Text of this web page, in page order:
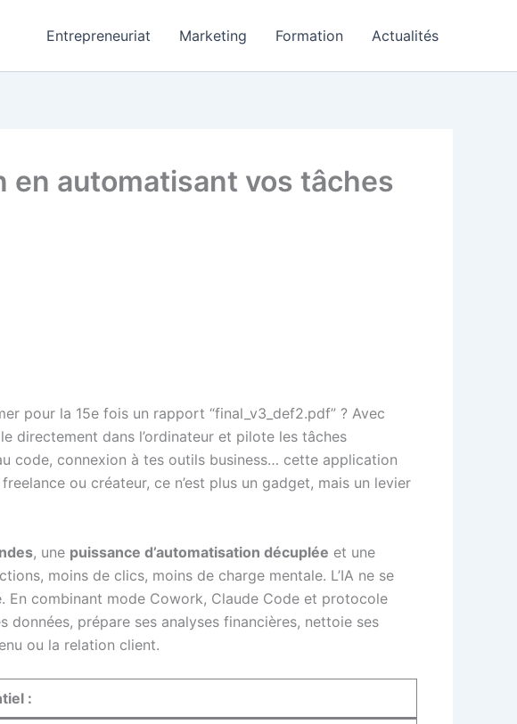
Entrepreneuriat Marketing Formation Actualités
en automatisant vos tâches
pour la 15e fois un rapport “final_v3_def2.pdf” ? Avec
directement dans l’ordinateur et pilote les tâches
code, connexion à tes outils business… cette application
ou créateur, ce n’est plus un gadget, mais un levier
, une puissance d’automatisation décuplée et une
moins de clics, moins de charge mentale. L’IA ne se
En combinant mode Cowork, Claude Code et protocole
données, prépare ses analyses financières, nettoie ses
ou la relation client.
: